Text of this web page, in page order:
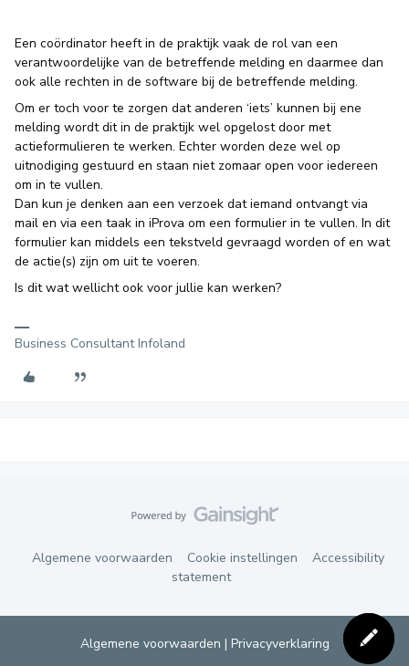
Een coördinator heeft in de praktijk vaak de rol van een
verantwoordelijke van de betreffende melding en daarmee dan
ook alle rechten in de software bij de betreffende melding.
Om er toch voor te zorgen dat anderen ‘iets’ kunnen bij ene
melding wordt dit in de praktijk wel opgelost door met
actieformulieren te werken. Echter worden deze wel op
uitnodiging gestuurd en staan niet zomaar open voor iedereen
om in te vullen.
Dan kun je denken aan een verzoek dat iemand ontvangt via
mail en via een taak in iProva om een formulier in te vullen. In dit
formulier kan middels een tekstveld gevraagd worden of en wat
de actie(s) zijn om uit te voeren.
Is dit wat wellicht ook voor jullie kan werken?
Business Consultant Infoland
Algemene voorwaarden Cookie instellingen
Accessibility
statement
Algemene voorwaarden | Privacyverklaring